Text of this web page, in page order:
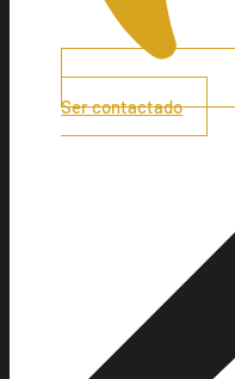
Ser contactado